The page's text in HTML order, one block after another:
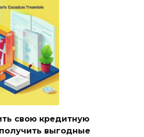
свою кредитную
выгодные